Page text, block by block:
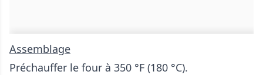
Assemblage
Préchauffer le four à 350 °F (180 °C).